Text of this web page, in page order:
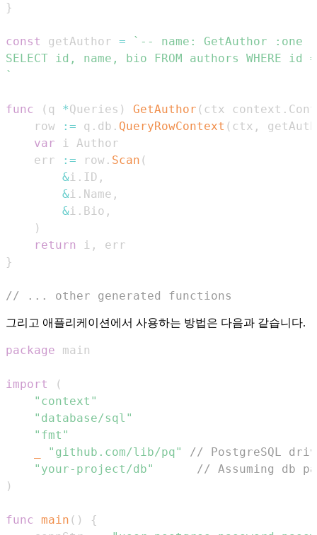
}
const getAuthor =
`
func ( q *Queries ) GetAuthor ( ctx context .
	row
:= q . db . QueryRowContext ( ctx ,
var
	err
:= row . Scan (
&i . ID ,
&i . Name ,
&i . Bio ,
)
return
i ,
}
// ... other generated functions
그리고 애플리케이션에서 사용하는 방법은 다음과 같습니다.
package
import
(
"context"
"database/sql"
"fmt"
"github.com/lib/pq"
// PostgreSQL
"your-project/db"
// Assuming db
)
func main ( )
{